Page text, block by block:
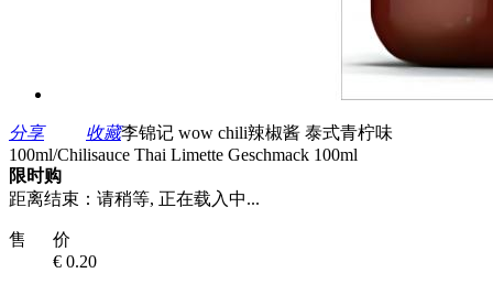
分享 收藏李锦记 wow chili辣椒酱 泰式青柠味
100ml/Chilisauce Thai Limette Geschmack 100ml
限时购
距离结束： 请稍等, 正在载入中...
售 价
€ 0.20